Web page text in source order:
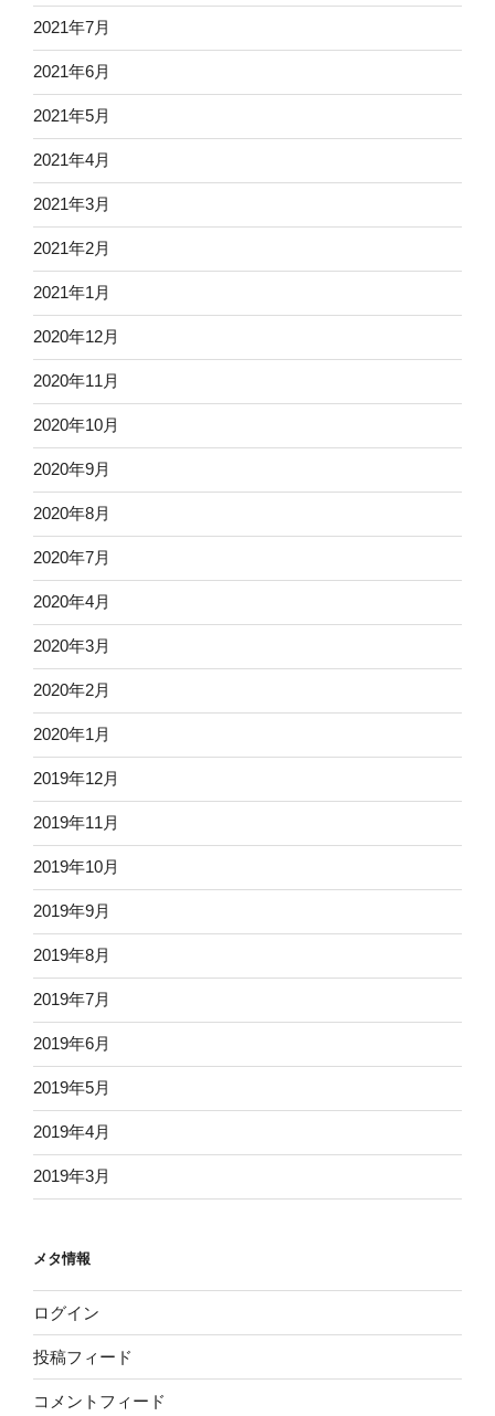
2021年7月
2021年6月
2021年5月
2021年4月
2021年3月
2021年2月
2021年1月
2020年12月
2020年11月
2020年10月
2020年9月
2020年8月
2020年7月
2020年4月
2020年3月
2020年2月
2020年1月
2019年12月
2019年11月
2019年10月
2019年9月
2019年8月
2019年7月
2019年6月
2019年5月
2019年4月
2019年3月
メタ情報
ログイン
投稿フィード
コメントフィード